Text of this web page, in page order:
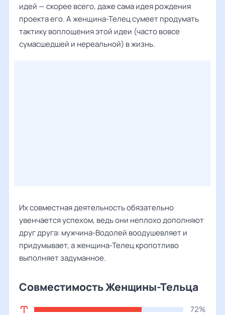
идей — скорее всего, даже сама идея рождения
проекта его. А женщина-Телец сумеет продумать
тактику воплощения этой идеи (часто вовсе
сумасшедшей и нереальной) в жизнь.
Их совместная деятельность обязательно
увенчается успехом, ведь они неплохо дополняют
друг друга: мужчина-Водолей воодушевляет и
придумывает, а женщина-Телец кропотливо
выполняет задуманное.
Совместимость Женщины-Тельца
72%